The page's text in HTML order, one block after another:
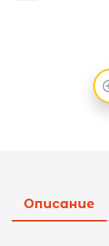
Описание